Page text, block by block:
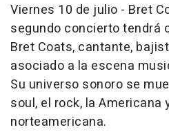
Viernes 10 de julio - Bret
segundo concierto tendrá
Bret Coats, cantante,
asociado a la escena
Su universo sonoro se
soul, el rock, la
norteamericana.